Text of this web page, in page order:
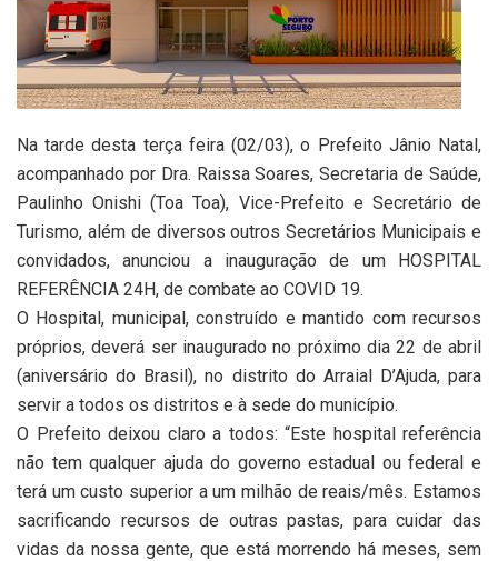
Na tarde desta terça feira (02/03), o Prefeito Jânio Natal,
acompanhado por Dra. Raissa Soares, Secretaria de Saúde,
Paulinho Onishi (Toa Toa), Vice-Prefeito e Secretário de
Turismo, além de diversos outros Secretários Municipais e
convidados, anunciou a inauguração de um HOSPITAL
REFERÊNCIA 24H, de combate ao COVID 19.
O Hospital, municipal, construído e mantido com recursos
próprios, deverá ser inaugurado no próximo dia 22 de abril
(aniversário do Brasil), no distrito do Arraial D’Ajuda, para
servir a todos os distritos e à sede do município.
O Prefeito deixou claro a todos: “Este hospital referência
não tem qualquer ajuda do governo estadual ou federal e
terá um custo superior a um milhão de reais/mês. Estamos
sacrificando recursos de outras pastas, para cuidar das
vidas da nossa gente, que está morrendo há meses, sem